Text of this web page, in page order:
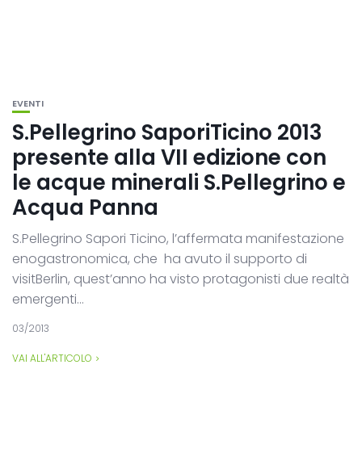
EVENTI
S.Pellegrino SaporiTicino 2013
presente alla VII edizione con
le acque minerali S.Pellegrino e
Acqua Panna
S.Pellegrino Sapori Ticino, l’affermata manifestazione
enogastronomica, che ha avuto il supporto di
visitBerlin, quest’anno ha visto protagonisti due realtà
emergenti...
03/2013
VAI ALL'ARTICOLO